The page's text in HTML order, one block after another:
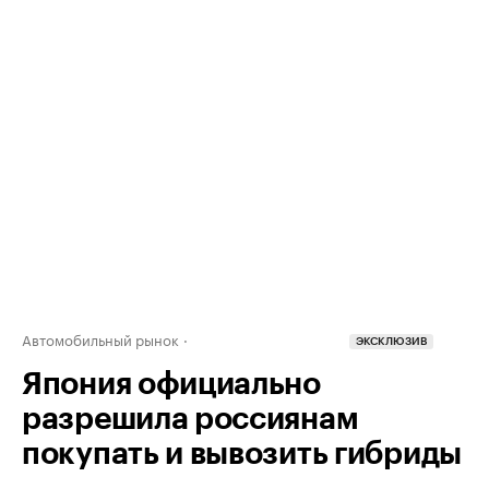
Автомобильный рынок ЭКСКЛЮЗИВ
Япония официально
разрешила россиянам
покупать и вывозить гибриды